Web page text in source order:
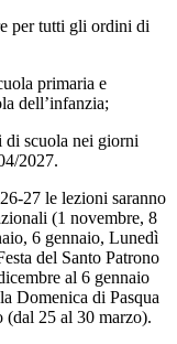
per tutti gli ordini di
primaria e
dell’infanzia;
di scuola nei giorni
2027.
27 le lezioni saranno
(1 novembre, 8
6 gennaio, Lunedì
del Santo Patrono
al 6 gennaio
Domenica di Pasqua
25 al 30 marzo).